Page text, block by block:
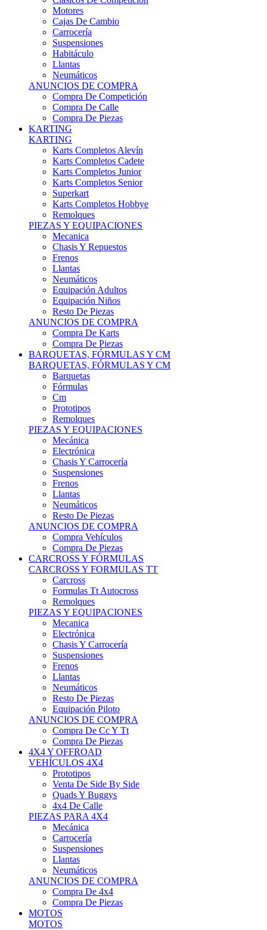
Cajas De Cambio
Carrocería
Suspensiones
Habitáculo
Llantas
Neumáticos
ANUNCIOS DE COMPRA
Compra De Competición
Compra De Calle
Compra De Piezas
KARTING
KARTING
Karts Completos Alevín
Karts Completos Cadete
Karts Completos Junior
Karts Completos Senior
Superkart
Karts Completos Hobbye
Remolques
PIEZAS Y EQUIPACIONES
Mecanica
Chasis Y Repuestos
Frenos
Llantas
Neumáticos
Equipación Adultos
Equipación Niños
Resto De Piezas
ANUNCIOS DE COMPRA
Compra De Karts
Compra De Piezas
BARQUETAS, FÓRMULAS Y CM
BARQUETAS, FÓRMULAS Y CM
Barquetas
Fórmulas
Cm
Prototipos
Remolques
PIEZAS Y EQUIPACIONES
Mecánica
Electrónica
Chasis Y Carrocería
Suspensiones
Frenos
Llantas
Neumáticos
Resto De Piezas
ANUNCIOS DE COMPRA
Compra Vehículos
Compra De Piezas
CARCROSS Y FÓRMULAS
CARCROSS Y FORMULAS TT
Carcross
Formulas Tt Autocross
Remolques
PIEZAS Y EQUIPACIONES
Mecanica
Electrónica
Chasis Y Carrocería
Suspensiones
Frenos
Llantas
Neumáticos
Resto De Piezas
Equipación Piloto
ANUNCIOS DE COMPRA
Compra De Cc Y Tt
Compra De Piezas
4X4 Y OFFROAD
VEHÍCULOS 4X4
Prototipos
Venta De Side By Side
Quads Y Buggys
4x4 De Calle
PIEZAS PARA 4X4
Mecánica
Carrocería
Suspensiones
Llantas
Neumáticos
ANUNCIOS DE COMPRA
Compra De 4x4
Compra De Piezas
MOTOS
MOTOS
Motos De Circuito